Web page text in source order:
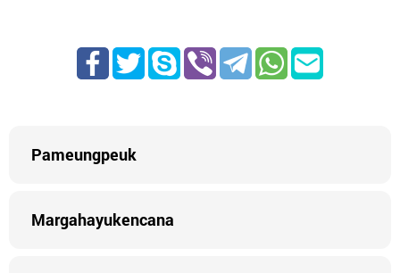
Pameungpeuk
Margahayukencana